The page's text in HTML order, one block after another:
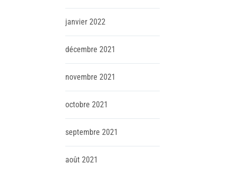
janvier 2022
décembre 2021
novembre 2021
octobre 2021
septembre 2021
août 2021